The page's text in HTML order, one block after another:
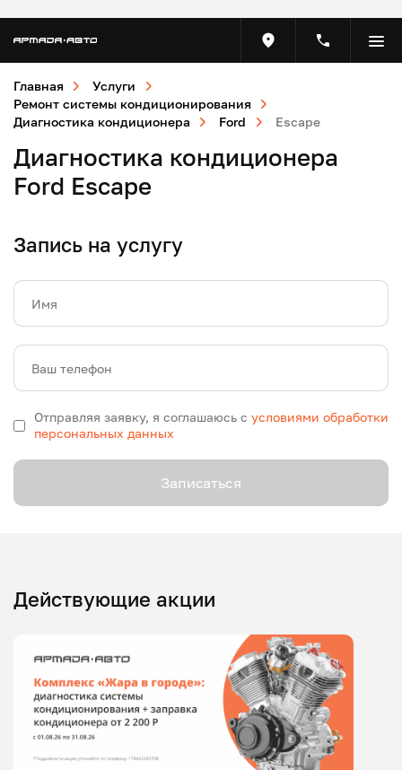
Главная
Услуги
Ремонт системы кондиционирования
Диагностика кондиционера
Ford Escape
Диагностика кондиционера
Ford Escape
Запись на услугу
Имя
Ваш телефон
Отправляя заявку, я соглашаюсь с условиями обработки
персональных данных
Записаться
Действующие акции